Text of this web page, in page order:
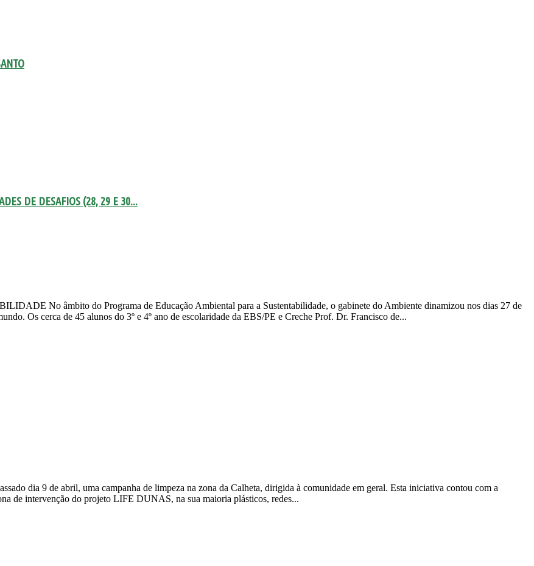
DE DESAFIOS (28, 29 E 30...
No âmbito do Programa de Educação Ambiental para a Sustentabilidade, o gabinete do Ambiente dinamizou nos dias 27 de
Os cerca de 45 alunos do 3º e 4º ano de escolaridade da EBS/PE e Creche Prof. Dr. Francisco de...
dia 9 de abril, uma campanha de limpeza na zona da Calheta, dirigida à comunidade em geral. Esta iniciativa contou com a
de intervenção do projeto LIFE DUNAS, na sua maioria plásticos, redes...